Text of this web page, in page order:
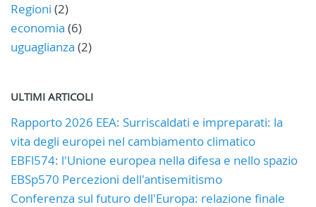
Regioni (2)
economia (6)
uguaglianza (2)
ULTIMI ARTICOLI
Rapporto 2026 EEA: Surriscaldati e impreparati: la
vita degli europei nel cambiamento climatico
EBFl574: l'Unione europea nella difesa e nello spazio
EBSp570 Percezioni dell'antisemitismo
Conferenza sul futuro dell'Europa: relazione finale